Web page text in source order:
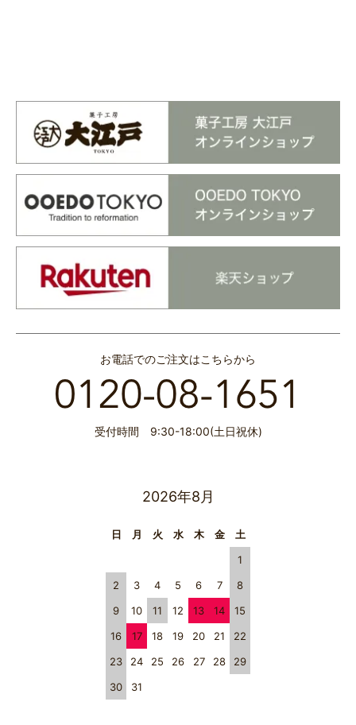
お電話でのご注文はこちらから
受付時間 9:30-18:00(土日祝休)
2026年8月
日 月 火 水 木 金
土
1
2
3 4 5 6 7
8
9
10 11 12 13 14
15
16
17 18 19 20 21
22
23
24 25 26 27 28
29
30
31